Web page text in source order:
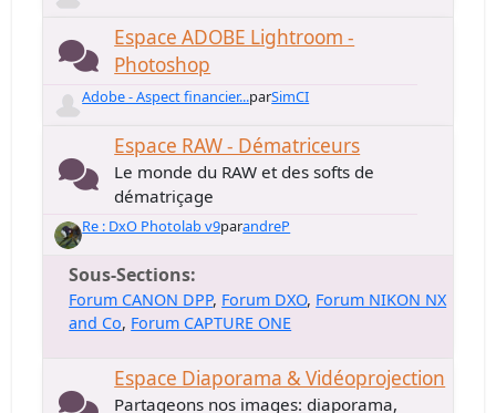
Espace ADOBE Lightroom -
Photoshop
Adobe - Aspect financier...parSimCI
Espace RAW - Dématriceurs
Le monde du RAW et des softs de
dématriçage
Re : DxO Photolab v9parandreP
Sous-Sections
Forum CANON DPP Forum DXO Forum NIKON NX
and Co Forum CAPTURE ONE
Espace Diaporama & Vidéoprojection
Partageons nos images: diaporama,